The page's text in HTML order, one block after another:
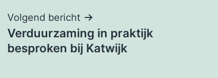
Volgend bericht
Verduurzaming in praktijk
besproken bij Katwijk